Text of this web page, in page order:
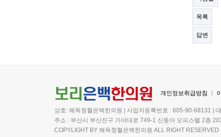
목록
답변
개인정보취급방침
상호: 해독청혈은백한의원 | 사업자등록번호 : 605-90-68131 |
주소 : 부산시 부산진구 가야대로 749-1 신동아 오피스텔 2층
COPYLIGHT BY 해독청혈은백한의원 ALL RIGHT RESERVED